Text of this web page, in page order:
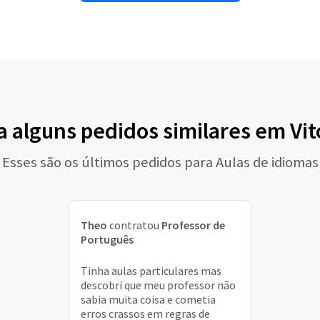
alguns pedidos similares em
Esses são os últimos pedidos para Aulas de idiomas
Theo contratou Professor de
Português
Tinha aulas particulares mas
descobri que meu professor não
sabia muita coisa e cometia
erros crassos em regras de